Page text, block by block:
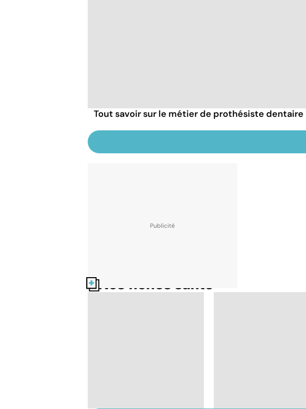
Tout savoir sur le métier de prothésiste dentaire
Nos fiches santé